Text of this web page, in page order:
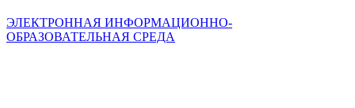
ЭЛЕКТРОННАЯ ИНФОРМАЦИОННО-
ОБРАЗОВАТЕЛЬНАЯ СРЕДА